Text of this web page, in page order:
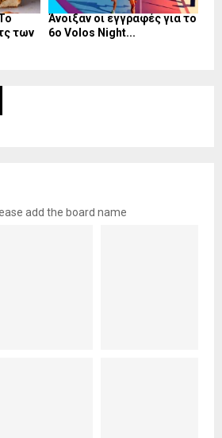
των
Άνοιξαν οι εγγραφές για το
6ο Volos Night...
add the board name